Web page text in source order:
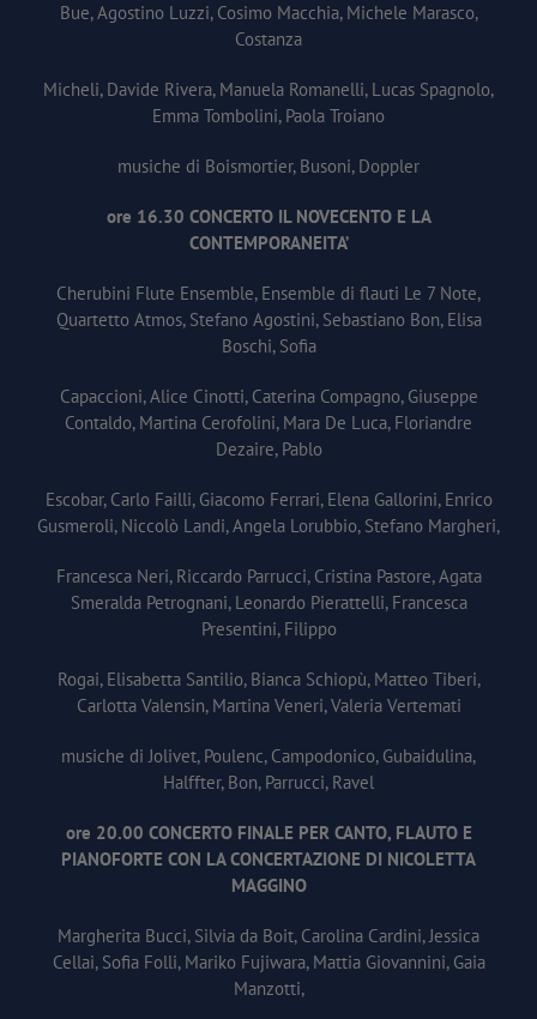
Bue, Agostino Luzzi, Cosimo Macchia, Michele Marasco,
Costanza
Micheli, Davide Rivera, Manuela Romanelli, Lucas Spagnolo,
Emma Tombolini, Paola Troiano
musiche di Boismortier, Busoni, Doppler
ore 16.30 CONCERTO IL NOVECENTO E LA
CONTEMPORANEITA’
Cherubini Flute Ensemble, Ensemble di flauti Le 7 Note,
Quartetto Atmos, Stefano Agostini, Sebastiano Bon, Elisa
Boschi, Sofia
Capaccioni, Alice Cinotti, Caterina Compagno, Giuseppe
Contaldo, Martina Cerofolini, Mara De Luca, Floriandre
Dezaire, Pablo
Escobar, Carlo Failli, Giacomo Ferrari, Elena Gallorini, Enrico
Gusmeroli, Niccolò Landi, Angela Lorubbio, Stefano Margheri,
Francesca Neri, Riccardo Parrucci, Cristina Pastore, Agata
Smeralda Petrognani, Leonardo Pierattelli, Francesca
Presentini, Filippo
Rogai, Elisabetta Santilio, Bianca Schiopù, Matteo Tiberi,
Carlotta Valensin, Martina Veneri, Valeria Vertemati
musiche di Jolivet, Poulenc, Campodonico, Gubaidulina,
Halffter, Bon, Parrucci, Ravel
ore 20.00 CONCERTO FINALE PER CANTO, FLAUTO E
PIANOFORTE CON LA CONCERTAZIONE DI NICOLETTA
MAGGINO
Margherita Bucci, Silvia da Boit, Carolina Cardini, Jessica
Cellai, Sofia Folli, Mariko Fujiwara, Mattia Giovannini, Gaia
Manzotti,